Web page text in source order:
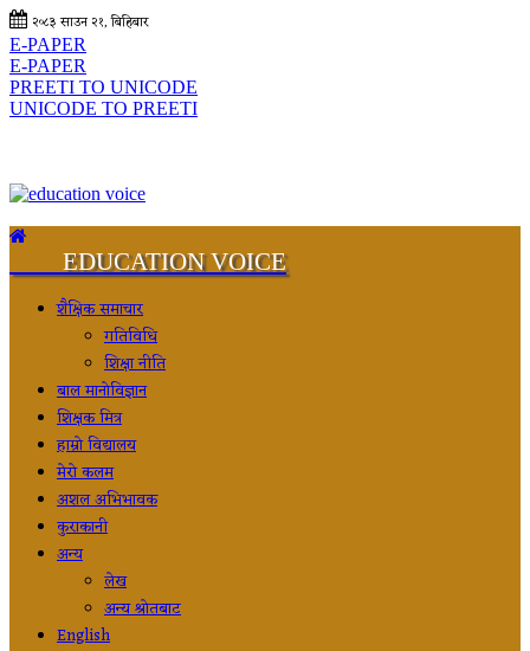
२०८३ साउन २१, बिहिबार
E-PAPER
E-PAPER
PREETI TO UNICODE
UNICODE TO PREETI
EDUCATION VOICE
शैक्षिक समाचार
गतिविधि
शिक्षा नीति
बाल मानोविज्ञान
शिक्षक मित्र
हाम्रो विद्यालय
मेरो कलम
अशल अभिभावक
कुराकानी
अन्य
लेख
अन्य श्रोतबाट
English